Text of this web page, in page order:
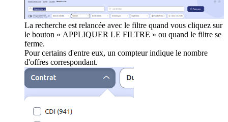
La recherche est relancée avec le filtre quand vous cliquez sur
le bouton « APPLIQUER LE FILTRE » ou quand le filtre se
ferme.
Pour certains d'entre eux, un compteur indique le nombre
d'offres correspondant.